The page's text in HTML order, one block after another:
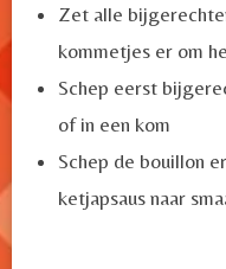
Zet alle
kommetjes er om
Schep eerst
of in een kom
Schep de bouillon
ketjapsaus naar